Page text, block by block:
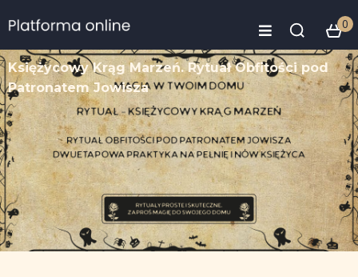
0
Księżycowy Krąg Marzeń. Rytuał Obfitości pod
Patronatem Jowisza